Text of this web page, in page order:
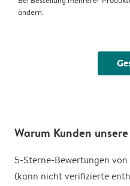
ändern.
Warum Kunden
5-Sterne-Bewertungen
(kann nicht verifizierte